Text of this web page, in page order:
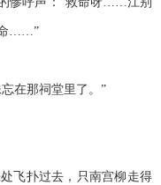
……”
在那祠堂里了。”
飞扑过去，只南宫柳走得